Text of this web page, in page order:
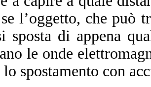
l’oggetto, che può
sposta di appena
le onde
lo spostamento con